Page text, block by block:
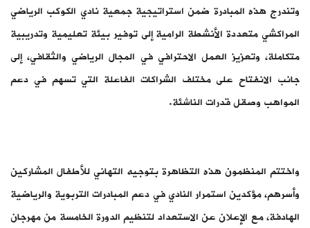
وتندرج هذه المبادرة ضمن استراتيجية جمعية نادي الكوكب الرياضي
المراكشي متعددة الأنشطة الرامية إلى توفير بيئة تعليمية وتدريبية
متكاملة، وتعزيز العمل الاحترافي في المجال الرياضي والثقافي، إلى
جانب الانفتاح على مختلف الشراكات الفاعلة التي تسهم في دعم
المواهب وصقل قدرات الناشئة.
واختتم المنظمون هذه التظاهرة بتوجيه التهاني للأطفال المشاركين
وأسرهم، مؤكدين استمرار النادي في دعم المبادرات التربوية والرياضية
الهادفة، مع الإعلان عن الاستعداد لتنظيم الدورة الخامسة من مهرجان